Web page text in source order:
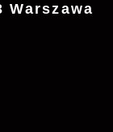
Warszawa